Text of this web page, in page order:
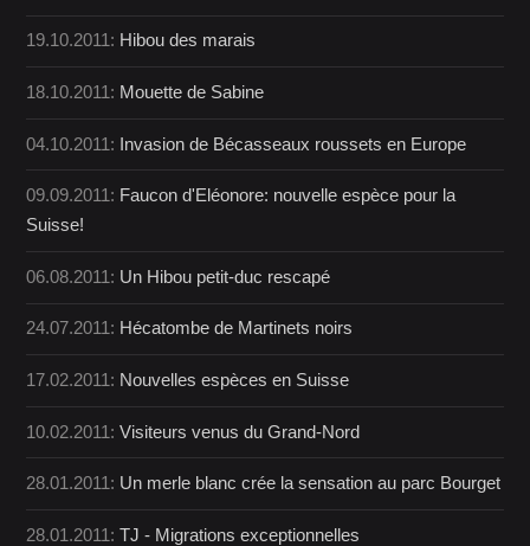
19.10.2011: Hibou des marais
18.10.2011: Mouette de Sabine
04.10.2011: Invasion de Bécasseaux roussets en Europe
09.09.2011: Faucon d'Eléonore: nouvelle espèce pour la
Suisse!
06.08.2011: Un Hibou petit-duc rescapé
24.07.2011: Hécatombe de Martinets noirs
17.02.2011: Nouvelles espèces en Suisse
10.02.2011:Visiteurs venus du Grand-Nord
28.01.2011: Un merle blanc crée la sensation au parc Bourget
28.01.2011:TJ - Migrations exceptionnelles